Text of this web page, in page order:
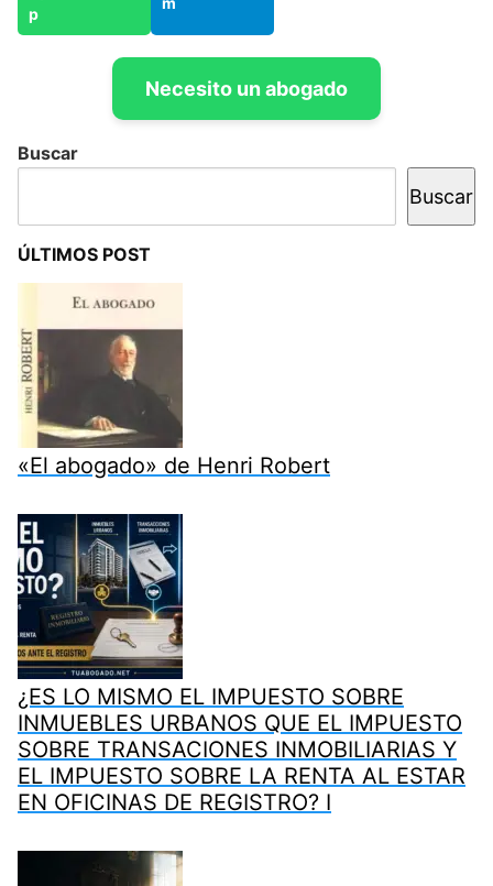
Necesito un abogado
Buscar
Buscar
ÚLTIMOS POST
«El abogado» de Henri Robert
¿ES LO MISMO EL IMPUESTO SOBRE
INMUEBLES URBANOS QUE EL IMPUESTO
SOBRE TRANSACIONES INMOBILIARIAS Y
EL IMPUESTO SOBRE LA RENTA AL ESTAR
EN OFICINAS DE REGISTRO? I